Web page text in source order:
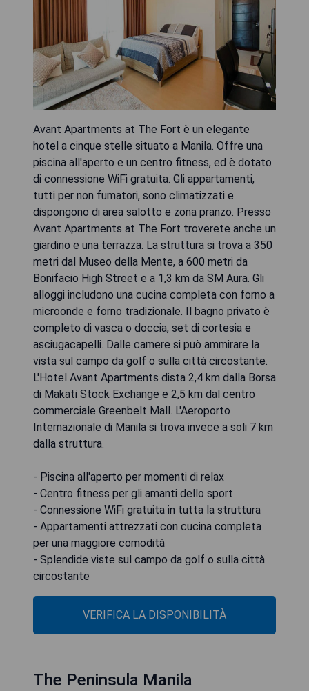
Avant Apartments at The Fort è un elegante
hotel a cinque stelle situato a Manila. Offre una
piscina all'aperto e un centro fitness, ed è dotato
di connessione WiFi gratuita. Gli appartamenti,
tutti per non fumatori, sono climatizzati e
dispongono di area salotto e zona pranzo. Presso
Avant Apartments at The Fort troverete anche un
giardino e una terrazza. La struttura si trova a 350
metri dal Museo della Mente, a 600 metri da
Bonifacio High Street e a 1,3 km da SM Aura. Gli
alloggi includono una cucina completa con forno a
microonde e forno tradizionale. Il bagno privato è
completo di vasca o doccia, set di cortesia e
asciugacapelli. Dalle camere si può ammirare la
vista sul campo da golf o sulla città circostante.
L'Hotel Avant Apartments dista 2,4 km dalla Borsa
di Makati Stock Exchange e 2,5 km dal centro
commerciale Greenbelt Mall. L'Aeroporto
Internazionale di Manila si trova invece a soli 7 km
dalla struttura.
- Piscina all'aperto per momenti di relax
- Centro fitness per gli amanti dello sport
- Connessione WiFi gratuita in tutta la struttura
- Appartamenti attrezzati con cucina completa
per una maggiore comodità
- Splendide viste sul campo da golf o sulla città
circostante
VERIFICA LA DISPONIBILITÀ
The Peninsula Manila